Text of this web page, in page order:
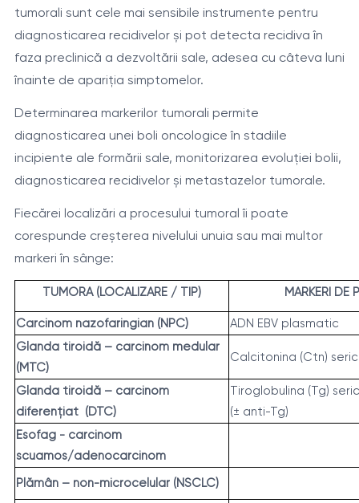
tumorali sunt cele mai sensibile instrumente pentru
diagnosticarea recidivelor și pot detecta recidiva în
faza preclinică a dezvoltării sale, adesea cu câteva luni
înainte de apariția simptomelor.
Determinarea markerilor tumorali permite
diagnosticarea unei boli oncologice în stadiile
incipiente ale formării sale, monitorizarea evoluției bolii,
diagnosticarea recidivelor și metastazelor tumorale.
Fiecărei localizări a procesului tumoral îi poate
corespunde creșterea nivelului unuia sau mai multor
markeri în sânge:
TUMORA (LOCALIZARE / TIP) MARKERI DE
Carcinom nazofaringian (NPC)
ADN EBV plasmatic
Glanda tiroidă – carcinom medular
(MTC)
Calcitonina (Ctn)
Glanda tiroidă – carcinom
diferențiat (DTC)
Tiroglobulina (Tg)
(± anti-Tg)
Esofag - carcinom
scuamos/adenocarcinom
Plămân – non-microcelular (NSCLC)